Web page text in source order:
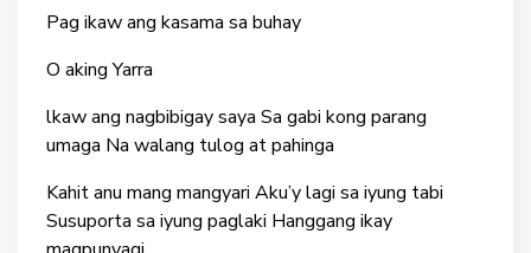
Pag ikaw ang kasama sa buhay
O aking Yarra
lkaw ang nagbibigay saya Sa gabi kong parang
umaga Na walang tulog at pahinga
Kahit anu mang mangyari Aku’y lagi sa iyung tabi
Susuporta sa iyung paglaki Hanggang ikay